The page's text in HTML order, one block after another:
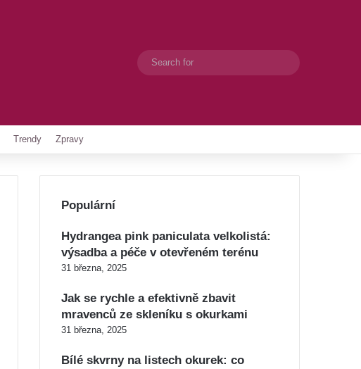
Switch skin
Trendy Zpravy
Populární
Hydrangea pink paniculata velkolistá:
výsadba a péče v otevřeném terénu
31 března, 2025
Jak se rychle a efektivně zbavit
mravenců ze skleníku s okurkami
31 března, 2025
Bílé skvrny na listech okurek: co